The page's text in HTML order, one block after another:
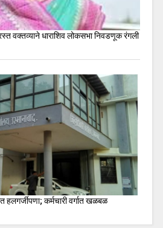
वक्तव्याने धाराशिव लोकसभा निवडणूक रंगली
हलगर्जीपणा; कर्मचारी वर्गात खळबळ